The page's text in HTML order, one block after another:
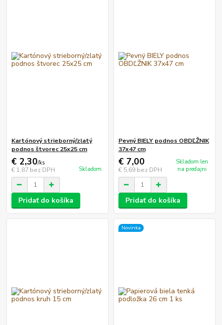
Kartónový strieborný/zlatý
podnos štvorec 25x25 cm
€ 2,30/ks
€ 1,87 bez DPH Skladom
Pridať do košíka
Pevný BIELY podnos OBDĽŽNIK
37x47 cm
€ 7,00
€ 5,69 bez DPH
Skladom len
na predajni
Pridať do košíka
Novinka